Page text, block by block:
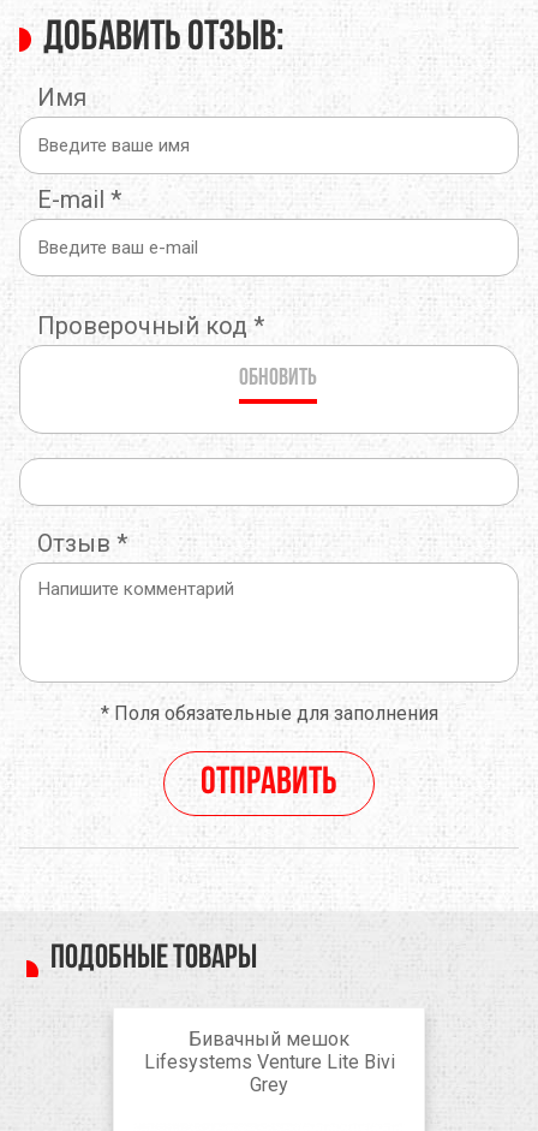
Добавить отзыв:
Имя
E-mail *
Проверочный код *
Обновить
Отзыв *
*Поля обязательные для заполнения
Отправить
Подобные товары
Бивачный мешок
Lifesystems Venture Lite Bivi
Grey